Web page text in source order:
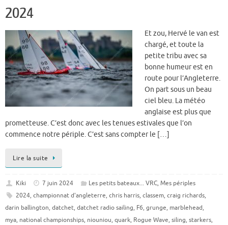
2024
Et zou, Hervé le van est
chargé, et toute la
petite tribu avec sa
bonne humeur est en
route pour l’Angleterre.
On part sous un beau
ciel bleu. La météo
anglaise est plus que
prometteuse. C’est donc avec les tenues estivales que l’on
commence notre périple. C’est sans compter le […]
Lire la suite
Kiki 7 juin 2024 Les petits bateaux... VRC, Mes périples
2024, championnat d'angleterre, chris harris, classem, craig richards,
darin ballington, datchet, datchet radio sailing, F6, grunge, marblehead,
mya, national championships, niouniou, quark, Rogue Wave, siling, starkers,